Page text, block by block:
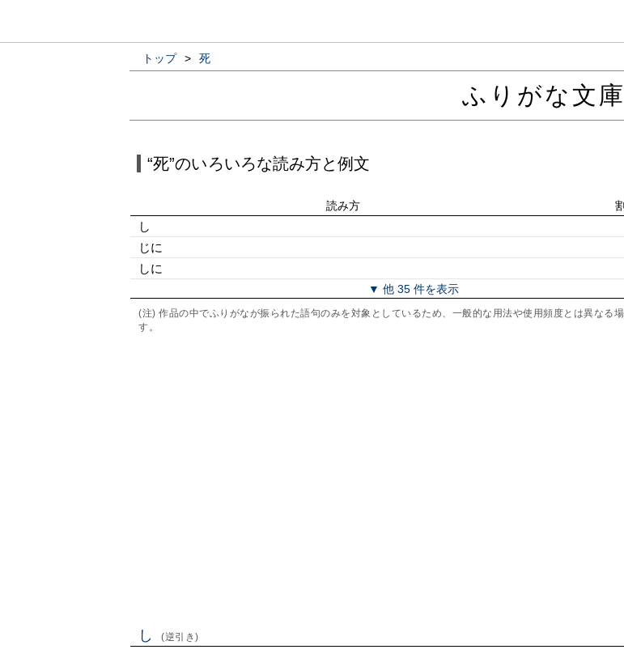
トップ > 死
ふりがな文庫
“死”のいろいろな読み方と例文
読み方
し
じに
しに
▼ 他 35 件を表示
(注) 作品の中でふりがなが振られた語句のみを対象としているため、一般的な用法や使用頻度とは異なる
す。
し (逆引き)